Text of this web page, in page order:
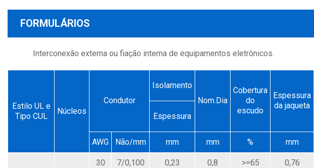
FORMULÁRIOS
Interconexão externa ou fiação interna de equipamentos eletrônicos.
Estilo UL e
Tipo CUL
Núcleos
Condutor
Isolamento
Nom.Dia
Cobertura
do
escudo
Espessura
da jaqueta
Espessura
AWG Não/mm mm mm % mm
30 7/0,100 0,23 0,8 >=65 0,76